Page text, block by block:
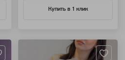
Купить в 1 клик